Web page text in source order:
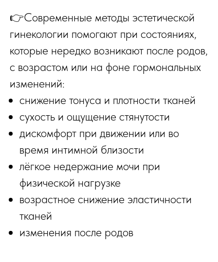
👉Современные методы эстетической
гинекологии помогают при состояниях,
которые нередко возникают после родов,
с возрастом или на фоне гормональных
изменений:
снижение тонуса и плотности тканей
сухость и ощущение стянутости
дискомфорт при движении или во
время интимной близости
лёгкое недержание мочи при
физической нагрузке
возрастное снижение эластичности
тканей
изменения после родов